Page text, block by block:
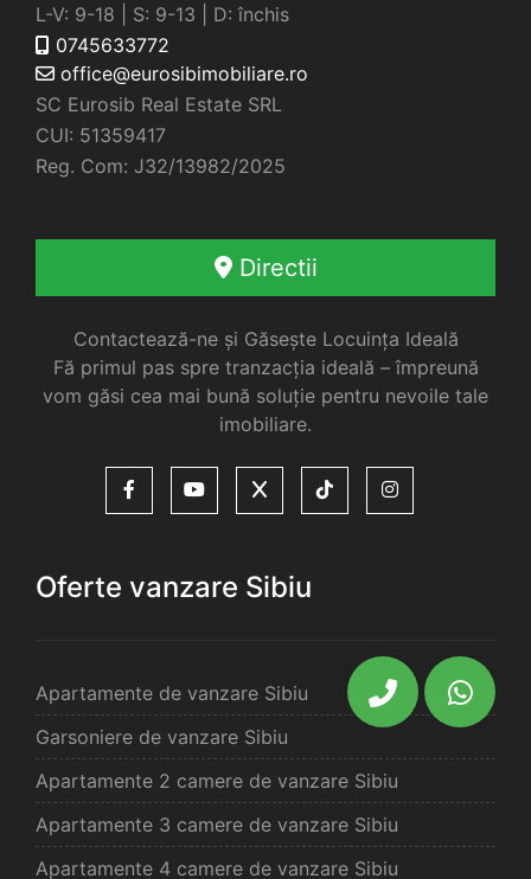
L-V: 9-18 | S: 9-13 | D: închis
0745633772
office@eurosibimobiliare.ro
SC Eurosib Real Estate SRL
CUI: 51359417
Reg. Com: J32/13982/2025
Directii
Contactează-ne și Găsește Locuința Ideală
Fă primul pas spre tranzacția ideală – împreună
vom găsi cea mai bună soluție pentru nevoile tale
imobiliare.
Oferte vanzare Sibiu
Apartamente de vanzare Sibiu
Garsoniere de vanzare Sibiu
Apartamente 2 camere de vanzare Sibiu
Apartamente 3 camere de vanzare Sibiu
Apartamente 4 camere de vanzare Sibiu